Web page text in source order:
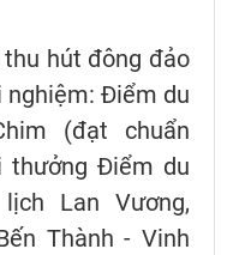
hút đông đảo
nghiệm: Điểm du
(đạt chuẩn
thưởng Điểm du
Lan Vương,
Thành - Vinh